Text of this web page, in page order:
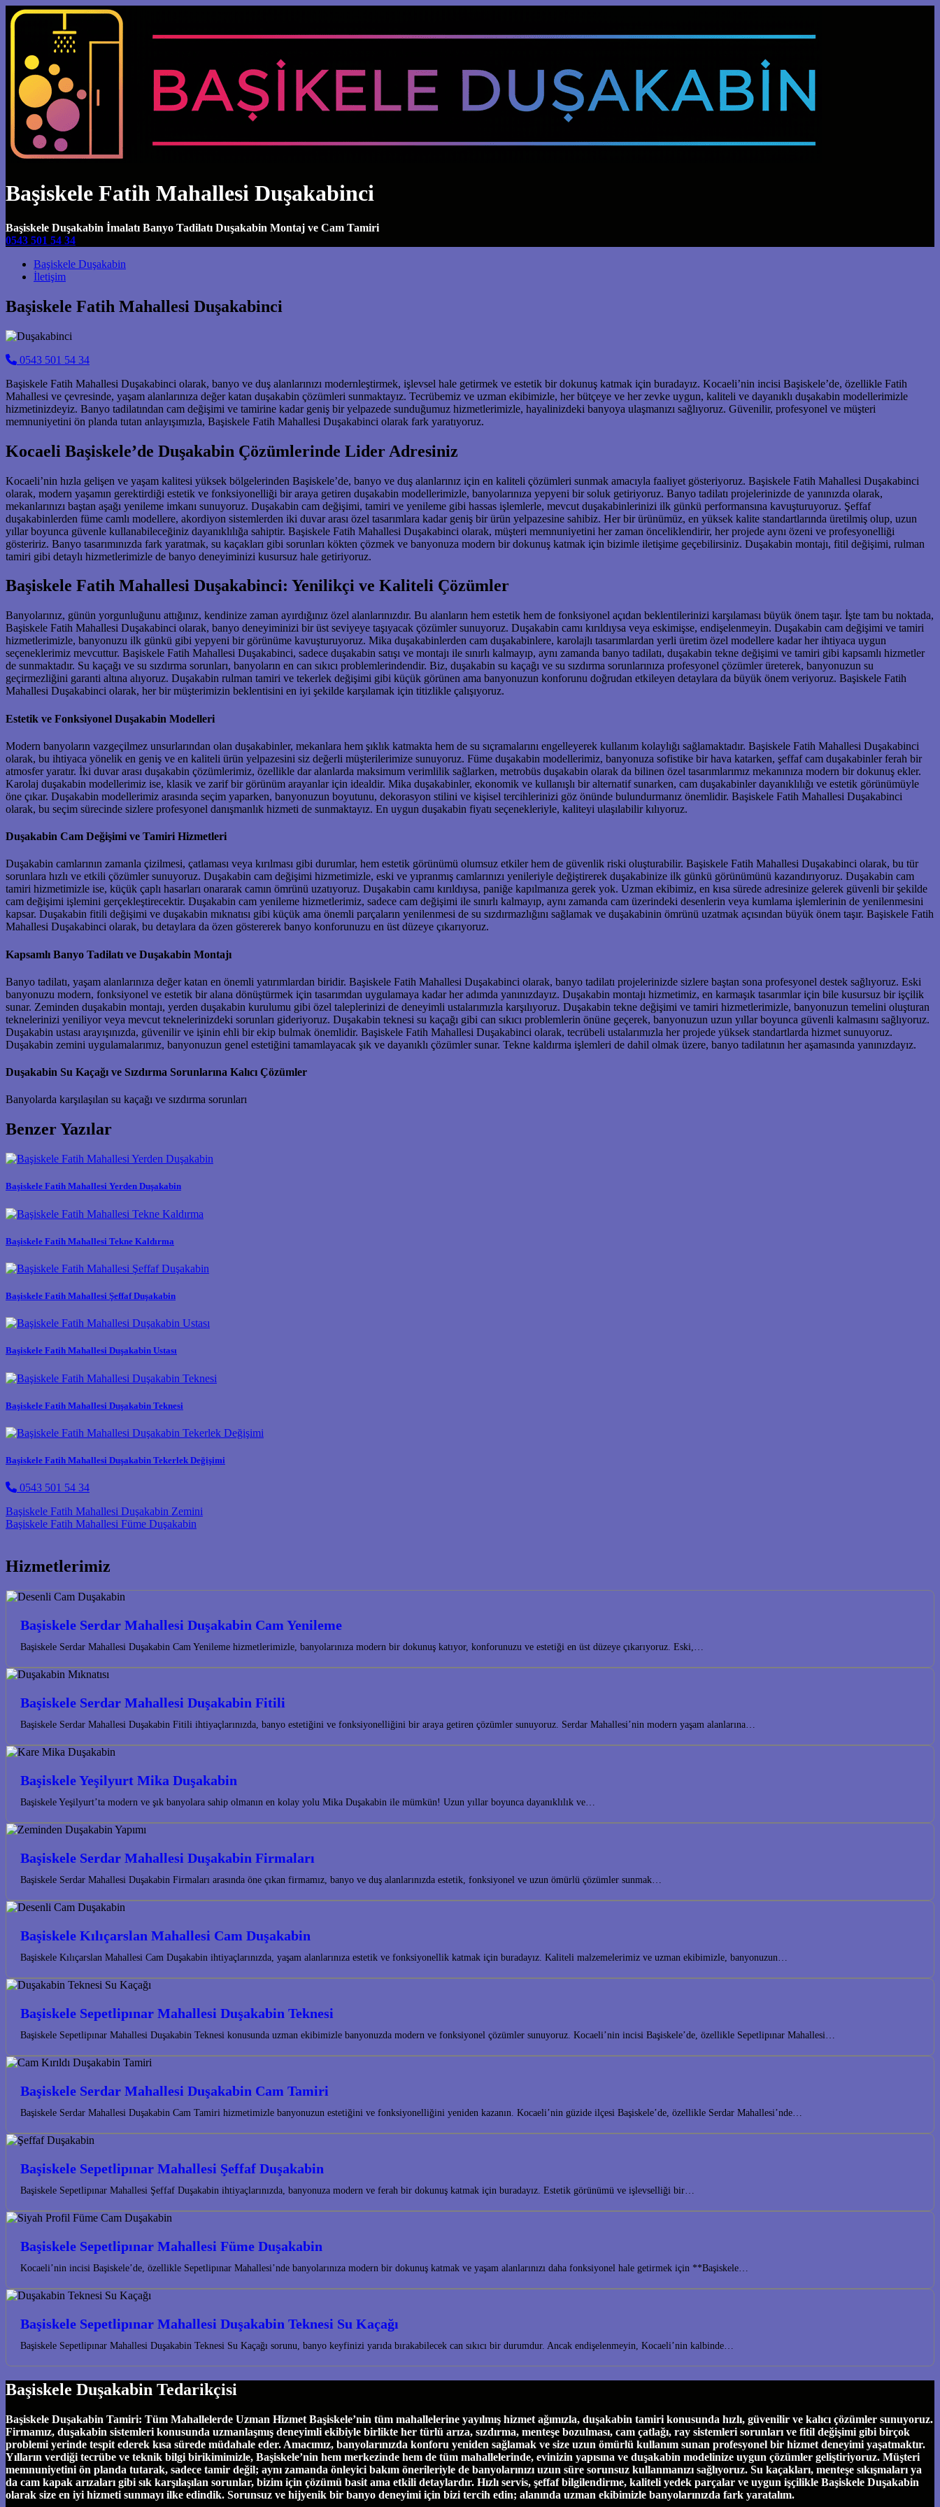
Başiskele Fatih Mahallesi Duşakabinci
Başiskele Duşakabin İmalatı Banyo Tadilatı Duşakabin Montaj ve Cam Tamiri
0543 501 54 34
Main Navigation
Başiskele Duşakabin
İletişim
Başiskele Fatih Mahallesi Duşakabinci
0543 501 54 34
Başiskele Fatih Mahallesi Duşakabinci olarak, banyo ve duş alanlarınızı modernleştirmek, işlevsel hale getirmek ve estetik bir dokunuş katmak için buradayız. Kocaeli’nin incisi Başiskele’de, özellikle Fatih
Mahallesi ve çevresinde, yaşam alanlarınıza değer katan duşakabin çözümleri sunmaktayız. Tecrübemiz ve uzman ekibimizle, her bütçeye ve her zevke uygun, kaliteli ve dayanıklı duşakabin modellerimizle
hizmetinizdeyiz. Banyo tadilatından cam değişimi ve tamirine kadar geniş bir yelpazede sunduğumuz hizmetlerimizle, hayalinizdeki banyoya ulaşmanızı sağlıyoruz. Güvenilir, profesyonel ve müşteri
memnuniyetini ön planda tutan anlayışımızla, Başiskele Fatih Mahallesi Duşakabinci olarak fark yaratıyoruz.
Kocaeli Başiskele’de Duşakabin Çözümlerinde Lider Adresiniz
Kocaeli’nin hızla gelişen ve yaşam kalitesi yüksek bölgelerinden Başiskele’de, banyo ve duş alanlarınız için en kaliteli çözümleri sunmak amacıyla faaliyet gösteriyoruz. Başiskele Fatih Mahallesi Duşakabinci
olarak, modern yaşamın gerektirdiği estetik ve fonksiyonelliği bir araya getiren duşakabin modellerimizle, banyolarınıza yepyeni bir soluk getiriyoruz. Banyo tadilatı projelerinizde de yanınızda olarak,
mekanlarınızı baştan aşağı yenileme imkanı sunuyoruz. Duşakabin cam değişimi, tamiri ve yenileme gibi hassas işlemlerle, mevcut duşakabinlerinizi ilk günkü performansına kavuşturuyoruz. Şeffaf
duşakabinlerden füme camlı modellere, akordiyon sistemlerden iki duvar arası özel tasarımlara kadar geniş bir ürün yelpazesine sahibiz. Her bir ürünümüz, en yüksek kalite standartlarında üretilmiş olup, uzun
yıllar boyunca güvenle kullanabileceğiniz dayanıklılığa sahiptir. Başiskele Fatih Mahallesi Duşakabinci olarak, müşteri memnuniyetini her zaman önceliklendirir, her projede aynı özeni ve profesyonelliği
gösteririz. Banyo tasarımınızda fark yaratmak, su kaçakları gibi sorunları kökten çözmek ve banyonuza modern bir dokunuş katmak için bizimle iletişime geçebilirsiniz. Duşakabin montajı, fitil değişimi, rulman
tamiri gibi detaylı hizmetlerimizle de banyo deneyiminizi kusursuz hale getiriyoruz.
Başiskele Fatih Mahallesi Duşakabinci: Yenilikçi ve Kaliteli Çözümler
Banyolarınız, günün yorgunluğunu attığınız, kendinize zaman ayırdığınız özel alanlarınızdır. Bu alanların hem estetik hem de fonksiyonel açıdan beklentilerinizi karşılaması büyük önem taşır. İşte tam bu noktada,
Başiskele Fatih Mahallesi Duşakabinci olarak, banyo deneyiminizi bir üst seviyeye taşıyacak çözümler sunuyoruz. Duşakabin camı kırıldıysa veya eskimişse, endişelenmeyin. Duşakabin cam değişimi ve tamiri
hizmetlerimizle, banyonuzu ilk günkü gibi yepyeni bir görünüme kavuşturuyoruz. Mika duşakabinlerden cam duşakabinlere, karolajlı tasarımlardan yerli üretim özel modellere kadar her ihtiyaca uygun
seçeneklerimiz mevcuttur. Başiskele Fatih Mahallesi Duşakabinci, sadece duşakabin satışı ve montajı ile sınırlı kalmayıp, aynı zamanda banyo tadilatı, duşakabin tekne değişimi ve tamiri gibi kapsamlı hizmetler
de sunmaktadır. Su kaçağı ve su sızdırma sorunları, banyoların en can sıkıcı problemlerindendir. Biz, duşakabin su kaçağı ve su sızdırma sorunlarınıza profesyonel çözümler üreterek, banyonuzun su
geçirmezliğini garanti altına alıyoruz. Duşakabin rulman tamiri ve tekerlek değişimi gibi küçük görünen ama banyonuzun konforunu doğrudan etkileyen detaylara da büyük önem veriyoruz. Başiskele Fatih
Mahallesi Duşakabinci olarak, her bir müşterimizin beklentisini en iyi şekilde karşılamak için titizlikle çalışıyoruz.
Estetik ve Fonksiyonel Duşakabin Modelleri
Modern banyoların vazgeçilmez unsurlarından olan duşakabinler, mekanlara hem şıklık katmakta hem de su sıçramalarını engelleyerek kullanım kolaylığı sağlamaktadır. Başiskele Fatih Mahallesi Duşakabinci
olarak, bu ihtiyaca yönelik en geniş ve en kaliteli ürün yelpazesini siz değerli müşterilerimize sunuyoruz. Füme duşakabin modellerimiz, banyonuza sofistike bir hava katarken, şeffaf cam duşakabinler ferah bir
atmosfer yaratır. İki duvar arası duşakabin çözümlerimiz, özellikle dar alanlarda maksimum verimlilik sağlarken, metrobüs duşakabin olarak da bilinen özel tasarımlarımız mekanınıza modern bir dokunuş ekler.
Karolaj duşakabin modellerimiz ise, klasik ve zarif bir görünüm arayanlar için idealdir. Mika duşakabinler, ekonomik ve kullanışlı bir alternatif sunarken, cam duşakabinler dayanıklılığı ve estetik görünümüyle
öne çıkar. Duşakabin modellerimiz arasında seçim yaparken, banyonuzun boyutunu, dekorasyon stilini ve kişisel tercihlerinizi göz önünde bulundurmanız önemlidir. Başiskele Fatih Mahallesi Duşakabinci
olarak, bu seçim sürecinde sizlere profesyonel danışmanlık hizmeti de sunmaktayız. En uygun duşakabin fiyatı seçenekleriyle, kaliteyi ulaşılabilir kılıyoruz.
Duşakabin Cam Değişimi ve Tamiri Hizmetleri
Duşakabin camlarının zamanla çizilmesi, çatlaması veya kırılması gibi durumlar, hem estetik görünümü olumsuz etkiler hem de güvenlik riski oluşturabilir. Başiskele Fatih Mahallesi Duşakabinci olarak, bu tür
sorunlara hızlı ve etkili çözümler sunuyoruz. Duşakabin cam değişimi hizmetimizle, eski ve yıpranmış camlarınızı yenileriyle değiştirerek duşakabinize ilk günkü görünümünü kazandırıyoruz. Duşakabin cam
tamiri hizmetimizle ise, küçük çaplı hasarları onararak camın ömrünü uzatıyoruz. Duşakabin camı kırıldıysa, paniğe kapılmanıza gerek yok. Uzman ekibimiz, en kısa sürede adresinize gelerek güvenli bir şekilde
cam değişimi işlemini gerçekleştirecektir. Duşakabin cam yenileme hizmetlerimiz, sadece cam değişimi ile sınırlı kalmayıp, aynı zamanda cam üzerindeki desenlerin veya kumlama işlemlerinin de yenilenmesini
kapsar. Duşakabin fitili değişimi ve duşakabin mıknatısı gibi küçük ama önemli parçaların yenilenmesi de su sızdırmazlığını sağlamak ve duşakabinin ömrünü uzatmak açısından büyük önem taşır. Başiskele Fatih
Mahallesi Duşakabinci olarak, bu detaylara da özen göstererek banyo konforunuzu en üst düzeye çıkarıyoruz.
Kapsamlı Banyo Tadilatı ve Duşakabin Montajı
Banyo tadilatı, yaşam alanlarınıza değer katan en önemli yatırımlardan biridir. Başiskele Fatih Mahallesi Duşakabinci olarak, banyo tadilatı projelerinizde sizlere baştan sona profesyonel destek sağlıyoruz. Eski
banyonuzu modern, fonksiyonel ve estetik bir alana dönüştürmek için tasarımdan uygulamaya kadar her adımda yanınızdayız. Duşakabin montajı hizmetimiz, en karmaşık tasarımlar için bile kusursuz bir işçilik
sunar. Zeminden duşakabin montajı, yerden duşakabin kurulumu gibi özel taleplerinizi de deneyimli ustalarımızla karşılıyoruz. Duşakabin tekne değişimi ve tamiri hizmetlerimizle, banyonuzun temelini oluşturan
teknelerinizi yeniliyor veya mevcut teknelerinizdeki sorunları gideriyoruz. Duşakabin teknesi su kaçağı gibi can sıkıcı problemlerin önüne geçerek, banyonuzun uzun yıllar boyunca güvenli kalmasını sağlıyoruz.
Duşakabin ustası arayışınızda, güvenilir ve işinin ehli bir ekip bulmak önemlidir. Başiskele Fatih Mahallesi Duşakabinci olarak, tecrübeli ustalarımızla her projede yüksek standartlarda hizmet sunuyoruz.
Duşakabin zemini uygulamalarımız, banyonuzun genel estetiğini tamamlayacak şık ve dayanıklı çözümler sunar. Tekne kaldırma işlemleri de dahil olmak üzere, banyo tadilatının her aşamasında yanınızdayız.
Duşakabin Su Kaçağı ve Sızdırma Sorunlarına Kalıcı Çözümler
Banyolarda karşılaşılan su kaçağı ve sızdırma sorunları
Benzer Yazılar
Başiskele Fatih Mahallesi Yerden Duşakabin
Başiskele Fatih Mahallesi Tekne Kaldırma
Başiskele Fatih Mahallesi Şeffaf Duşakabin
Başiskele Fatih Mahallesi Duşakabin Ustası
Başiskele Fatih Mahallesi Duşakabin Teknesi
Başiskele Fatih Mahallesi Duşakabin Tekerlek Değişimi
0543 501 54 34
Post navigation
Başiskele Fatih Mahallesi Duşakabin Zemini
Başiskele Fatih Mahallesi Füme Duşakabin
Hizmetlerimiz
Başiskele Serdar Mahallesi Duşakabin Cam Yenileme
Başiskele Serdar Mahallesi Duşakabin Cam Yenileme hizmetlerimizle, banyolarınıza modern bir dokunuş katıyor, konforunuzu ve estetiği en üst düzeye çıkarıyoruz. Eski,…
Başiskele Serdar Mahallesi Duşakabin Fitili
Başiskele Serdar Mahallesi Duşakabin Fitili ihtiyaçlarınızda, banyo estetiğini ve fonksiyonelliğini bir araya getiren çözümler sunuyoruz. Serdar Mahallesi’nin modern yaşam alanlarına…
Başiskele Yeşilyurt Mika Duşakabin
Başiskele Yeşilyurt’ta modern ve şık banyolara sahip olmanın en kolay yolu Mika Duşakabin ile mümkün! Uzun yıllar boyunca dayanıklılık ve…
Başiskele Serdar Mahallesi Duşakabin Firmaları
Başiskele Serdar Mahallesi Duşakabin Firmaları arasında öne çıkan firmamız, banyo ve duş alanlarınızda estetik, fonksiyonel ve uzun ömürlü çözümler sunmak…
Başiskele Kılıçarslan Mahallesi Cam Duşakabin
Başiskele Kılıçarslan Mahallesi Cam Duşakabin ihtiyaçlarınızda, yaşam alanlarınıza estetik ve fonksiyonellik katmak için buradayız. Kaliteli malzemelerimiz ve uzman ekibimizle, banyonuzun…
Başiskele Sepetlipınar Mahallesi Duşakabin Teknesi
Başiskele Sepetlipınar Mahallesi Duşakabin Teknesi konusunda uzman ekibimizle banyonuzda modern ve fonksiyonel çözümler sunuyoruz. Kocaeli’nin incisi Başiskele’de, özellikle Sepetlipınar Mahallesi…
Başiskele Serdar Mahallesi Duşakabin Cam Tamiri
Başiskele Serdar Mahallesi Duşakabin Cam Tamiri hizmetimizle banyonuzun estetiğini ve fonksiyonelliğini yeniden kazanın. Kocaeli’nin güzide ilçesi Başiskele’de, özellikle Serdar Mahallesi’nde…
Başiskele Sepetlipınar Mahallesi Şeffaf Duşakabin
Başiskele Sepetlipınar Mahallesi Şeffaf Duşakabin ihtiyaçlarınızda, banyonuza modern ve ferah bir dokunuş katmak için buradayız. Estetik görünümü ve işlevselliği bir…
Başiskele Sepetlipınar Mahallesi Füme Duşakabin
Kocaeli’nin incisi Başiskele’de, özellikle Sepetlipınar Mahallesi’nde banyolarınıza modern bir dokunuş katmak ve yaşam alanlarınızı daha fonksiyonel hale getirmek için **Başiskele…
Başiskele Sepetlipınar Mahallesi Duşakabin Teknesi Su Kaçağı
Başiskele Sepetlipınar Mahallesi Duşakabin Teknesi Su Kaçağı sorunu, banyo keyfinizi yarıda bırakabilecek can sıkıcı bir durumdur. Ancak endişelenmeyin, Kocaeli’nin kalbinde…
Başiskele Duşakabin Tedarikçisi
Başiskele Duşakabin Tamiri: Tüm Mahallelerde Uzman Hizmet Başiskele’nin tüm mahallelerine yayılmış hizmet ağımızla, duşakabin tamiri konusunda hızlı, güvenilir ve kalıcı çözümler sunuyoruz.
Firmamız, duşakabin sistemleri konusunda uzmanlaşmış deneyimli ekibiyle birlikte her türlü arıza, sızdırma, menteşe bozulması, cam çatlağı, ray sistemleri sorunları ve fitil değişimi gibi birçok
problemi yerinde tespit ederek kısa sürede müdahale eder. Amacımız, banyolarınızda konforu yeniden sağlamak ve size uzun ömürlü kullanım sunan profesyonel bir hizmet deneyimi yaşatmaktır.
Yılların verdiği tecrübe ve teknik bilgi birikimimizle, Başiskele’nin hem merkezinde hem de tüm mahallelerinde, evinizin yapısına ve duşakabin modelinize uygun çözümler geliştiriyoruz. Müşteri
memnuniyetini ön planda tutarak, sadece tamir değil; aynı zamanda önleyici bakım önerileriyle de banyolarınızı uzun süre sorunsuz kullanmanızı sağlıyoruz. Su kaçakları, menteşe sıkışmaları ya
da cam kapak arızaları gibi sık karşılaşılan sorunlar, bizim için çözümü basit ama etkili detaylardır. Hızlı servis, şeffaf bilgilendirme, kaliteli yedek parçalar ve uygun işçilikle Başiskele Duşakabin
olarak size en iyi hizmeti sunmayı ilke edindik. Sorunsuz ve hijyenik bir banyo deneyimi için bizi tercih edin; alanında uzman ekibimizle banyolarınızda fark yaratalım.